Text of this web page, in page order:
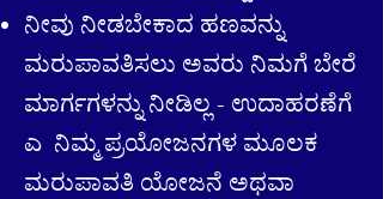
ನೀವು ನೀಡಬೇಕಾದ ಹಣವನ್ನು
ಮರುಪಾವತಿಸಲು ಅವರು ನಿಮಗೆ ಬೇರೆ
ಮಾರ್ಗಗಳನ್ನು ನೀಡಿಲ್ಲ - ಉದಾಹರಣೆಗೆ
ಎ ನಿಮ್ಮ ಪ್ರಯೋಜನಗಳ ಮೂಲಕ
ಮರುಪಾವತಿ ಯೋಜನೆ ಅಥವಾ